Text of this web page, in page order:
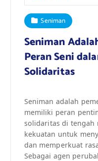
Seniman
Seniman
Peran Seni
Solidaritas
Seniman adalah
memiliki peran
solidaritas di tengah
kekuatan untuk
dan memperkuat
Sebagai agen